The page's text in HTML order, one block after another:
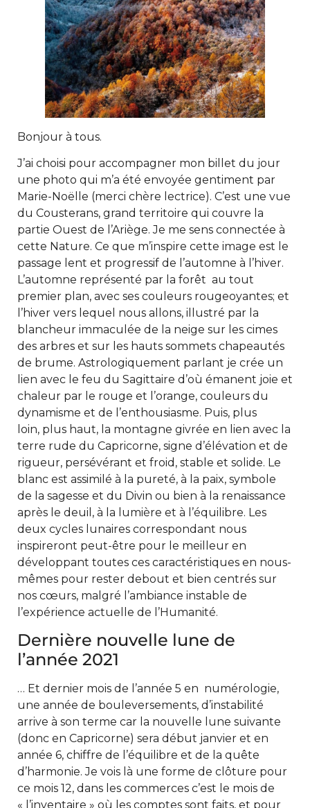
Bonjour à tous.
J’ai choisi pour accompagner mon billet du jour
une photo qui m’a été envoyée gentiment par
Marie-Noëlle (merci chère lectrice). C’est une vue
du Cousterans, grand territoire qui couvre la
partie Ouest de l’Ariège. Je me sens connectée à
cette Nature. Ce que m’inspire cette image est le
passage lent et progressif de l’automne à l’hiver.
L’automne représenté par la forêt au tout
premier plan, avec ses couleurs rougeoyantes; et
l’hiver vers lequel nous allons, illustré par la
blancheur immaculée de la neige sur les cimes
des arbres et sur les hauts sommets chapeautés
de brume. Astrologiquement parlant je crée un
lien avec le feu du Sagittaire d’où émanent joie et
chaleur par le rouge et l’orange, couleurs du
dynamisme et de l’enthousiasme. Puis, plus
loin, plus haut, la montagne givrée en lien avec la
terre rude du Capricorne, signe d’élévation et de
rigueur, persévérant et froid, stable et solide. Le
blanc est assimilé à la pureté, à la paix, symbole
de la sagesse et du Divin ou bien à la renaissance
après le deuil, à la lumière et à l’équilibre. Les
deux cycles lunaires correspondant nous
inspireront peut-être pour le meilleur en
développant toutes ces caractéristiques en nous-
mêmes pour rester debout et bien centrés sur
nos cœurs, malgré l’ambiance instable de
l’expérience actuelle de l’Humanité.
Dernière nouvelle lune de
l’année 2021
… Et dernier mois de l’année 5 en numérologie,
une année de bouleversements, d’instabilité
arrive à son terme car la nouvelle lune suivante
(donc en Capricorne) sera début janvier et en
année 6, chiffre de l’équilibre et de la quête
d’harmonie. Je vois là une forme de clôture pour
ce mois 12, dans les commerces c’est le mois de
« l’inventaire » où les comptes sont faits, et pour